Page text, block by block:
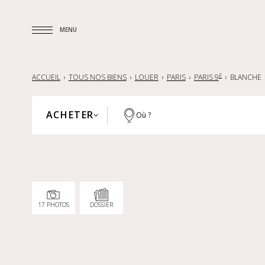
MENU
ACCUEIL TOUS NOS BIENS LOUER PARIS PARIS 9E BLANCHE
ACHETER Où ?
17 PHOTOS DOSSIER